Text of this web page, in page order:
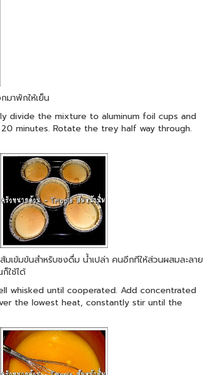
าพักให้เย็น
divide the mixture to aluminum foil cups and
minutes. Rotate the trey half way through.
เข้มข้นสำหรับชงดื่ม น้ำเปล่า คนอีกทีให้ส่วนผสมละลาย
ใช้ได้
whisked until cooperated. Add concentrated
the lowest heat, constantly stir until the